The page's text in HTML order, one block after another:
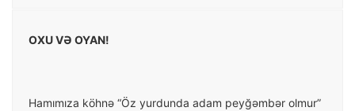
OXU VƏ OYAN!
Hamımıza köhnə “Öz yurdunda adam peyğəmbər olmur”